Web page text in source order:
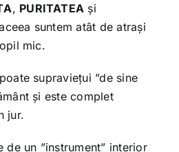
, PURITATEA și
suntem atât de atrași
mic.
supraviețui ”de sine
și este complet
jur.
de un ”instrument” interior